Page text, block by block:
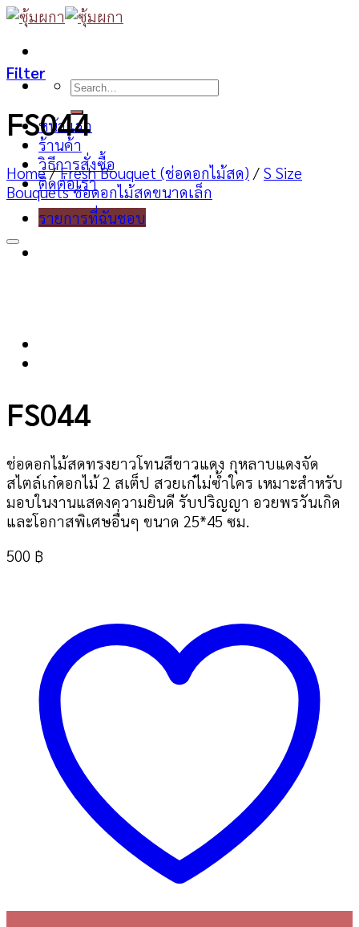
Skip
content
Search
หน้าแรก
ร้านค้า
วิธีการสั่งซื้อ
ติดต่อเรา
รายการที่ฉันชอบ
Filter
FS044
Home / Fresh Bouquet (ช่อดอกไม้สด) / S Size
Bouquets ช่อดอกไม้สดขนาดเล็ก
FS044
ช่อดอกไม้สดทรงยาวโทนสีขาวแดง กุหลาบแดงจัด
สไตล์เก๋ดอกไม้ 2 สเต็ป สวยเก๋ไม่ซ้ำใคร เหมาะสำหรับ
มอบในงานแสดงความยินดี รับปริญญา อวยพรวันเกิด
และโอกาสพิเศษอื่นๆ ขนาด 25*45 ซม.
500 ฿